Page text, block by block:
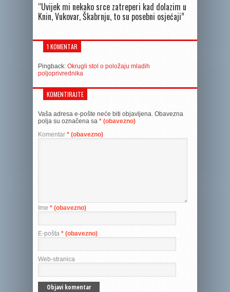
“Uvijek mi nekako srce zatreperi kad dolazim u
Knin, Vukovar, Škabrnju, to su posebni osjećaji”
1 KOMENTAR
Pingback: Okrugli stol o položaju mladih
poljoprivrednika
KOMENTIRAJTE
Vaša adresa e-pošte neće biti objavljena. Obavezna
polja su označena sa * (obavezno)
Komentar * (obavezno)
Ime * (obavezno)
E-pošta * (obavezno)
Web-stranica